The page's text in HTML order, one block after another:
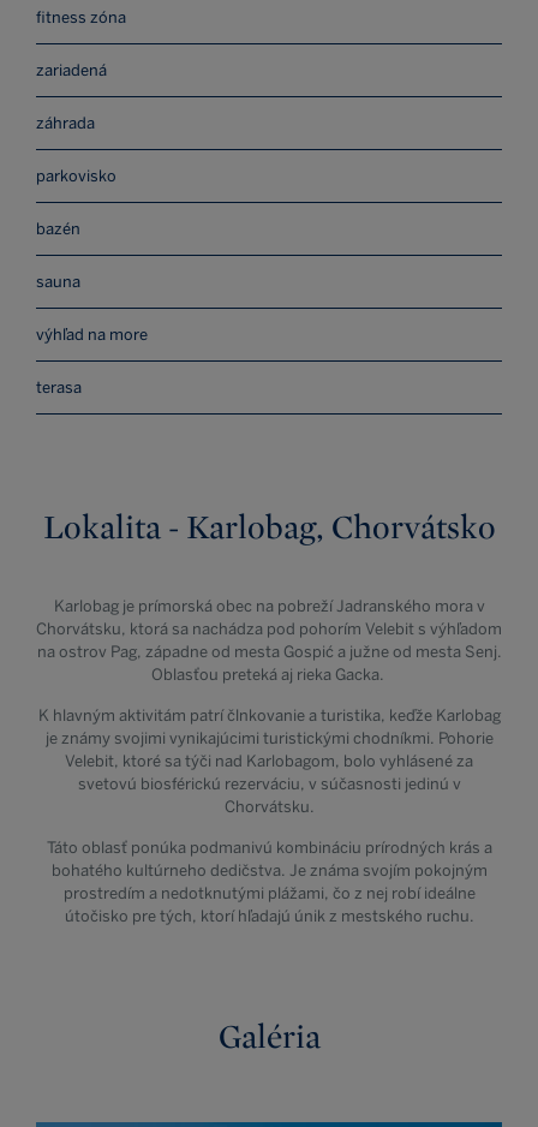
fitness zóna
zariadená
záhrada
parkovisko
bazén
sauna
výhľad na more
terasa
Lokalita - Karlobag, Chorvátsko
Karlobag je prímorská obec na pobreží Jadranského mora v
Chorvátsku, ktorá sa nachádza pod pohorím Velebit s výhľadom
na ostrov Pag, západne od mesta Gospić a južne od mesta Senj.
Oblasťou preteká aj rieka Gacka.
K hlavným aktivitám patrí člnkovanie a turistika, keďže Karlobag
je známy svojimi vynikajúcimi turistickými chodníkmi. Pohorie
Velebit, ktoré sa týči nad Karlobagom, bolo vyhlásené za
svetovú biosférickú rezerváciu, v súčasnosti jedinú v
Chorvátsku.
Táto oblasť ponúka podmanivú kombináciu prírodných krás a
bohatého kultúrneho dedičstva. Je známa svojím pokojným
prostredím a nedotknutými plážami, čo z nej robí ideálne
útočisko pre tých, ktorí hľadajú únik z mestského ruchu.
Galéria